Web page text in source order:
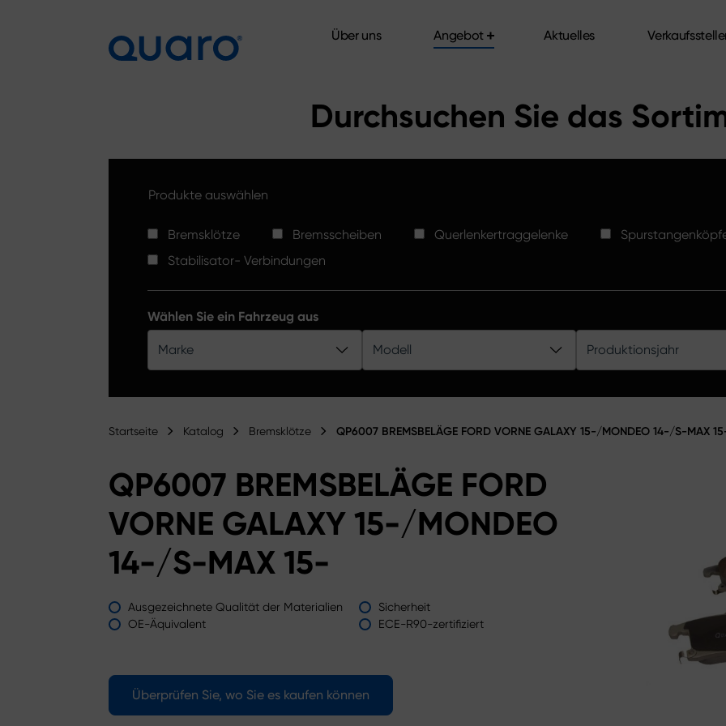
Über uns
Angebot
Aktuelles
Durchsuchen Sie das
Produkte auswählen
Bremsklötze Bremsscheiben Querlenkertraggelenke
Stabilisator- Verbindungen
Wählen Sie ein Fahrzeug aus
Marke Modell Produktionsjahr
Startseite Katalog Bremsklötze QP6007 BREMSBELÄGE FORD VORNE GALAXY 15-/MONDEO 14-/S-MAX
QP6007 BREMSBELÄGE FORD
VORNE GALAXY 15-/MONDEO
14-/S-MAX 15-
Ausgezeichnete Qualität der Materialien
Sicherheit
OE-Äquivalent
ECE-R90-zertifiziert
Überprüfen Sie, wo Sie es kaufen können